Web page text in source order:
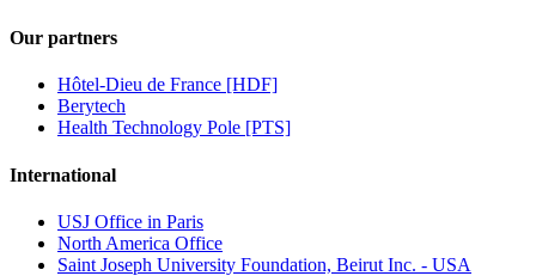
Our partners
Hôtel-Dieu de France [HDF]
Berytech
Health Technology Pole [PTS]
International
USJ Office in Paris
North America Office
Saint Joseph University Foundation, Beirut Inc. - USA